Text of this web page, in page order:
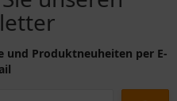
und Produktneuheiten per E-